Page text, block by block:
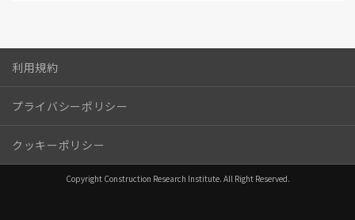
利用規約
プライバシーポリシー
クッキーポリシー
Copyright Construction Research Institute. All Right Reserved.